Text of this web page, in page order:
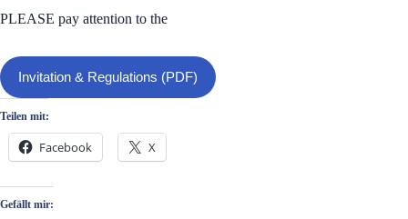
PLEASE pay attention to the
Invitation & Regulations (PDF)
Teilen mit:
Facebook X
Gefällt mir: